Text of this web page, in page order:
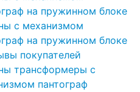
на пружинном блоке
с механизмом
на пружинном блоке
покупателей
трансформеры с
пантограф